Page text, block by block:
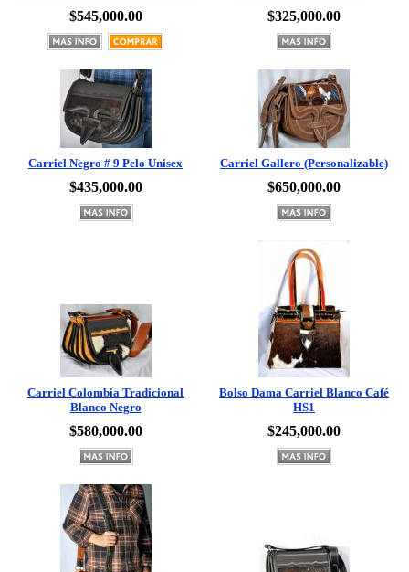
Carriel Negro # 9 Pelo Unisex
$435,000.00
Carriel Gallero (Personalizable)
$650,000.00
Carriel Colombia Tradicional
Blanco Negro
$580,000.00
Bolso Dama Carriel Blanco Café
HS1
$245,000.00